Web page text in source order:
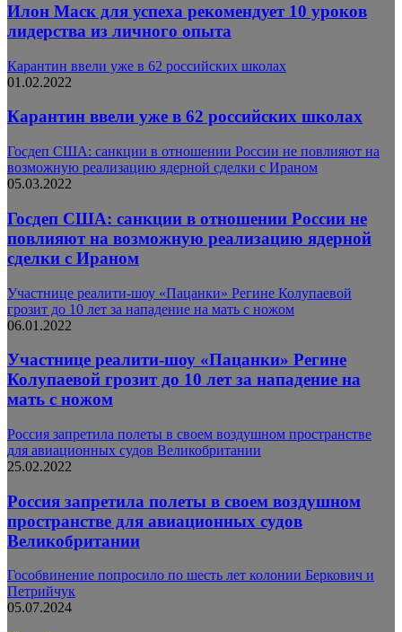
Илон Маск для успеха рекомендует 10 уроков
лидерства из личного опыта
Карантин ввели уже в 62 российских школах
01.02.2022
Карантин ввели уже в 62 российских школах
Госдеп США: санкции в отношении России не повлияют на
возможную реализацию ядерной сделки с Ираном
05.03.2022
Госдеп США: санкции в отношении России не
повлияют на возможную реализацию ядерной
сделки с Ираном
Участнице реалити-шоу «Пацанки» Регине Колупаевой
грозит до 10 лет за нападение на мать с ножом
06.01.2022
Участнице реалити-шоу «Пацанки» Регине
Колупаевой грозит до 10 лет за нападение на
мать с ножом
Россия запретила полеты в своем воздушном пространстве
для авиационных судов Великобритании
25.02.2022
Россия запретила полеты в своем воздушном
пространстве для авиационных судов
Великобритании
Гособвинение попросило по шесть лет колонии Беркович и
Петрийчук
05.07.2024